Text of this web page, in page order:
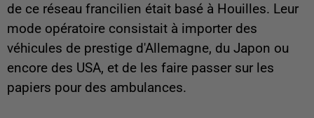
de ce réseau francilien était basé à Houilles. Leur
mode opératoire consistait à importer des
véhicules de prestige d'Allemagne, du Japon ou
encore des USA, et de les faire passer sur les
papiers pour des ambulances.